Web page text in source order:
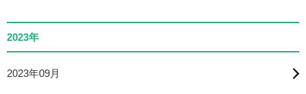
2023年
2023年09月